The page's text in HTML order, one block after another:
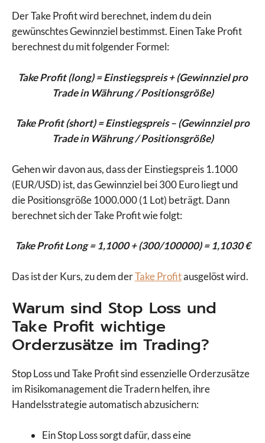
Der Take Profit wird berechnet, indem du dein
gewünschtes Gewinnziel bestimmst. Einen Take Profit
berechnest du mit folgender Formel:
Take Profit (long) = Einstiegspreis + (Gewinnziel pro
Trade in Währung / Positionsgröße)
Take Profit (short) = Einstiegspreis –(Gewinnziel pro
Trade in Währung / Positionsgröße)
Gehen wir davon aus, dass der Einstiegspreis 1.1000
(EUR/USD) ist, das Gewinnziel bei 300 Euro liegt und
die Positionsgröße 1000.000 (1 Lot) beträgt. Dann
berechnet sich der Take Profit wie folgt:
Take Profit Long = 1,1000 + (300/100000) = 1,1030 €
Das ist der Kurs, zu dem derTake Profitausgelöst wird.
Warum sind Stop Loss und
Take Profit wichtige
Orderzusätze im Trading?
Stop Loss und Take Profit sind essenzielle Orderzusätze
im Risikomanagement die Tradern helfen, ihre
Handelsstrategie automatisch abzusichern:
Ein Stop Loss sorgt dafür, dass eine